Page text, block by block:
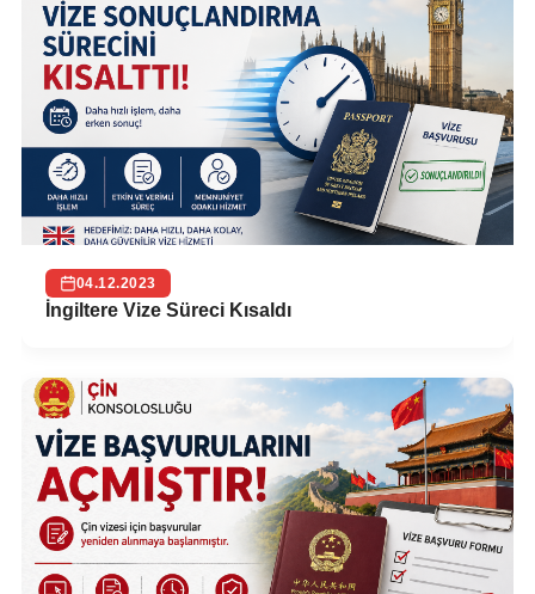
04.12.2023
İngiltere Vize Süreci Kısaldı